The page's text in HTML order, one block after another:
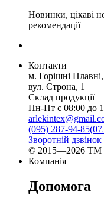
Новинки, цікаві
рекомендації
Контакти
м. Горішні Плавні,
вул. Строна, 1
Склад продукції
Пн-Пт с 08:00 до
(095) 287-94-85
Зворотній дзвінок
© 2015—2026 ТМ
Компанія
Допомога